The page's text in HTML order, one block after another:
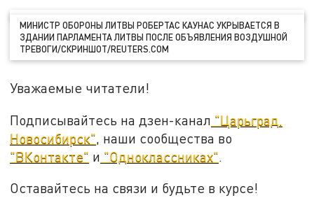
МИНИСТР ОБОРОНЫ ЛИТВЫ РОБЕРТАС КАУНАС УКРЫВАЕТСЯ В
ЗДАНИИ ПАРЛАМЕНТА ЛИТВЫ ПОСЛЕ ОБЪЯВЛЕНИЯ ВОЗДУШНОЙ
ТРЕВОГИ/СКРИНШОТ/REUTERS.COM
Уважаемые читатели!
Подписывайтесь на дзен-канал "Царьград.
Новосибирск", наши сообщества во
"ВКонтакте" и "Одноклассниках".
Оставайтесь на связи и будьте в курсе!